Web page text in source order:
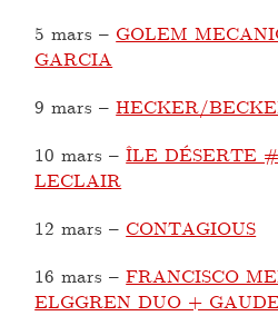
5 mars – GOLEM
GARCIA
9 mars –HECKER/
10 mars –ÎLE DÉSERTE
LECLAIR
12 mars – CONTAGIOUS
16 mars –FRANCISCO
ELGGREN DUO +